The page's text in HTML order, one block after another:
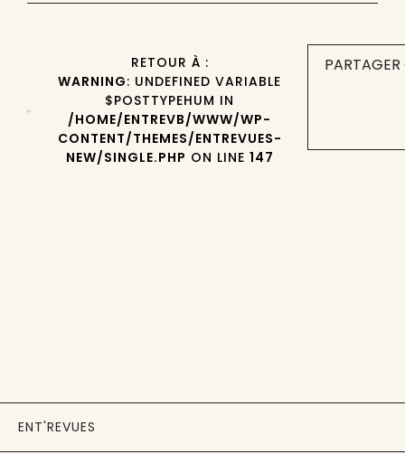
RETOUR À :
WARNING: UNDEFINED VARIABLE
$POSTTYPEHUM IN
/HOME/ENTREVB/WWW/WP-
CONTENT/THEMES/ENTREVUES-
NEW/SINGLE.PHP ON LINE 147
ENT'REVUES